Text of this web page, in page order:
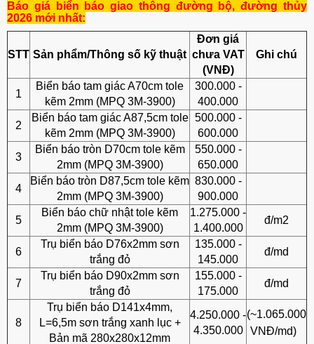
Báo giá biển báo giao thông đường bộ, đường thủy
2026 mới nhất:
STT Sản phẩm/Thông số kỹ thuật
Đơn giá
chưa VAT
(VNĐ)
Ghi chú
1
Biển báo tam giác A70cm tole
kẽm 2mm (MPQ 3M-3900)
300.000 -
400.000
2
Biển báo tam giác A87,5cm tole
kẽm 2mm (MPQ 3M-3900)
500.000 -
600.000
3
Biển báo tròn D70cm tole kẽm
2mm (MPQ 3M-3900)
550.000 -
650.000
4
Biển báo tròn D87,5cm tole kẽm
2mm (MPQ 3M-3900)
830.000 -
900.000
5
Biển báo chữ nhật tole kẽm
2mm (MPQ 3M-3900)
1.275.000 -
1.400.000
đ/m2
6
Trụ biển báo D76x2mm sơn
trắng đỏ
135.000 -
145.000
đ/md
7
Trụ biển báo D90x2mm sơn
trắng đỏ
155.000 -
175.000
đ/md
8
Trụ biển báo D141x4mm,
L=6,5m sơn trắng xanh lục +
Bản mã 280x280x12mm
4.250.000 -
4.350.000
(~1.065.000
VNĐ/md)